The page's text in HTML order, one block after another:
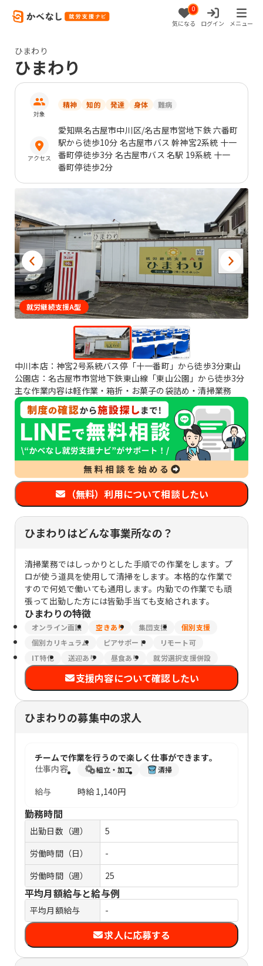
0
気になる ログイン メニュー
ひまわり
ひまわり
対象
精神 知的 発達 身体 難病
アクセス
愛知県名古屋市中川区/名古屋市営地下鉄 六番町
駅から徒歩10分 名古屋市バス 幹神宮2系統 十一
番町停徒歩3分 名古屋市バス 名駅 19系統 十一
番町停徒歩2分
就労継続支援A型
中川本店：神宮2号系統バス停「十一番町」から徒歩3分東山
公園店：名古屋市市営地下鉄東山線「東山公園」から徒歩3分
主な作業内容は軽作業・箱折・お菓子の袋詰め・清掃業務
（無料）利用について相談したい
ひまわりはどんな事業所なの？
清掃業務ではしっかりとした手順での作業をします。プ
ロが使う道具を使用して清掃をします。本格的な作業で
すので何処で働いても通用します。内勤での作業でも頑
張って出勤した方には皆勤手当ても支給されます。
ひまわりの特徴
オンライン面談 空きあり 集団支援
個別支援
個別カリキュラム
ピアサポート
リモート可
IT特化
送迎あり 昼食あり 就労選択支援併設
支援内容について確認したい
ひまわりの募集中の求人
チームで作業を行うので楽しく仕事ができます。
仕事内容
組立・加工 清掃
給与 時給 1,140円
勤務時間
出勤日数（週）
5
労働時間（日）
-
労働時間（週）
25
平均月額給与と給与例
平均月額給与 -
求人に応募する